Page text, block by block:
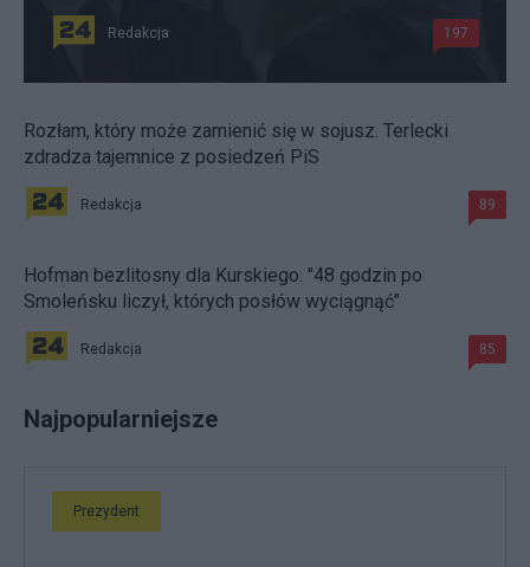
Redakcja 197
Rozłam, który może zamienić się w sojusz. Terlecki
zdradza tajemnice z posiedzeń PiS
Redakcja 89
Hofman bezlitosny dla Kurskiego. "48 godzin po
Smoleńsku liczył, których posłów wyciągnąć"
Redakcja 85
Najpopularniejsze
Prezydent